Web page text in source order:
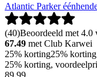
Atlantic Parker
(40)Beoordeeld met 4.0
67.49 met Club Karwei
25% korting25% korting
25% korting,
89.99